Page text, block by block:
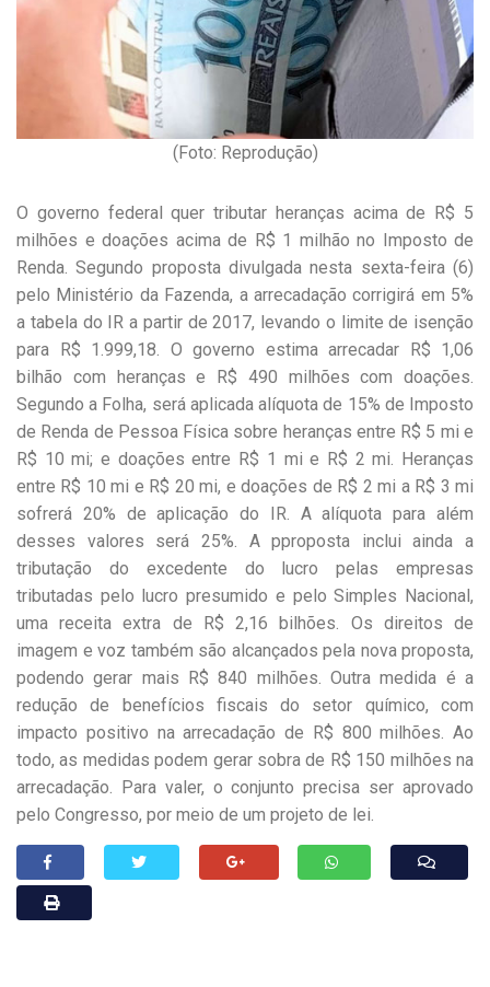
(Foto: Reprodução)
O governo federal quer tributar heranças acima de R$ 5
milhões e doações acima de R$ 1 milhão no Imposto de
Renda. Segundo proposta divulgada nesta sexta-feira (6)
pelo Ministério da Fazenda, a arrecadação corrigirá em 5%
a tabela do IR a partir de 2017, levando o limite de isenção
para R$ 1.999,18. O governo estima arrecadar R$ 1,06
bilhão com heranças e R$ 490 milhões com doações.
Segundo a Folha, será aplicada alíquota de 15% de Imposto
de Renda de Pessoa Física sobre heranças entre R$ 5 mi e
R$ 10 mi; e doações entre R$ 1 mi e R$ 2 mi. Heranças
entre R$ 10 mi e R$ 20 mi, e doações de R$ 2 mi a R$ 3 mi
sofrerá 20% de aplicação do IR. A alíquota para além
desses valores será 25%. A pproposta inclui ainda a
tributação do excedente do lucro pelas empresas
tributadas pelo lucro presumido e pelo Simples Nacional,
uma receita extra de R$ 2,16 bilhões. Os direitos de
imagem e voz também são alcançados pela nova proposta,
podendo gerar mais R$ 840 milhões. Outra medida é a
redução de benefícios fiscais do setor químico, com
impacto positivo na arrecadação de R$ 800 milhões. Ao
todo, as medidas podem gerar sobra de R$ 150 milhões na
arrecadação. Para valer, o conjunto precisa ser aprovado
pelo Congresso, por meio de um projeto de lei.